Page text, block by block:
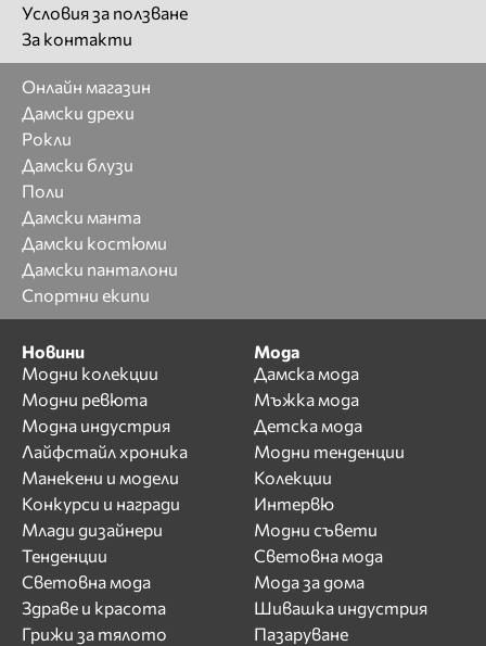
Условия за ползване
За контакти
Онлайн магазин
Дамски дрехи
Рокли
Дамски блузи
Поли
Дамски манта
Дамски костюми
Дамски панталони
Спортни екипи
Новини
Модни колекции
Модни ревюта
Модна индустрия
Лайфстайл хроника
Манекени и модели
Конкурси и награди
Млади дизайнери
Тенденции
Световна мода
Здраве и красота
Грижи за тялото
Мода
Дамска мода
Мъжка мода
Детска мода
Модни тенденции
Колекции
Интервю
Модни съвети
Световна мода
Мода за дома
Шивашка индустрия
Пазаруване